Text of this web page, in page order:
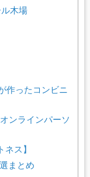
木場
作ったコンビニ
ンラインパーソ
ス】
まとめ